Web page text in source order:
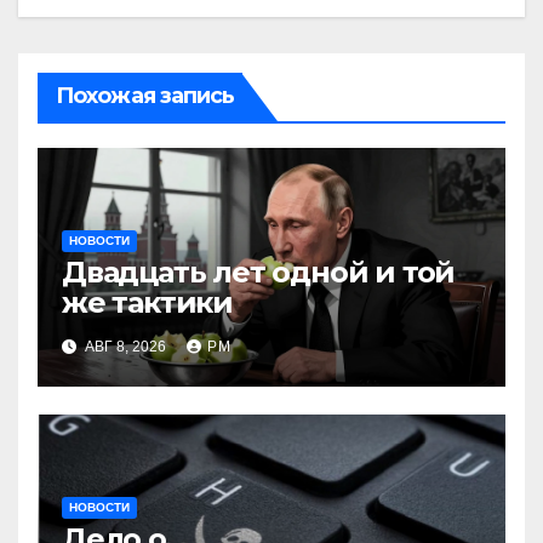
Похожая запись
НОВОСТИ
Двадцать лет одной и той
же тактики
АВГ 8, 2026 РМ
НОВОСТИ